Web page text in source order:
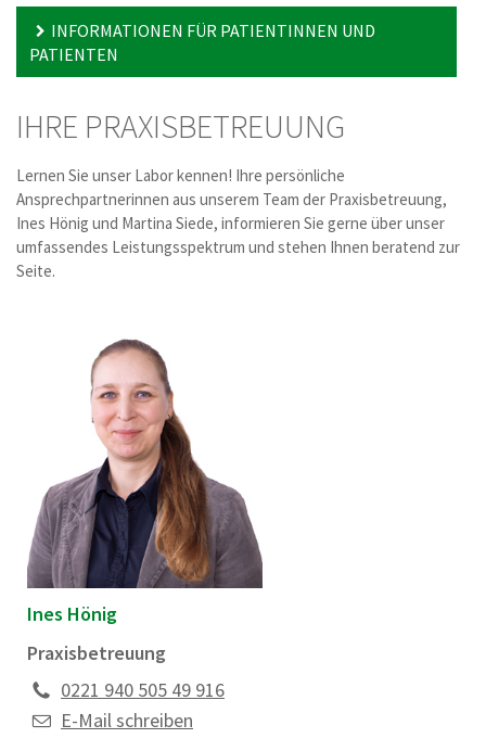
INFORMATIONEN FÜR PATIENTINNEN UND
PATIENTEN
IHRE PRAXISBETREUUNG
Lernen Sie unser Labor kennen! Ihre persönliche
Ansprechpartnerinnen aus unserem Team der Praxisbetreuung,
Ines Hönig und Martina Siede, informieren Sie gerne über unser
umfassendes Leistungsspektrum und stehen Ihnen beratend zur
Seite.
Ines Hönig
Praxisbetreuung
0221 940 505 49 916
E-Mail schreiben